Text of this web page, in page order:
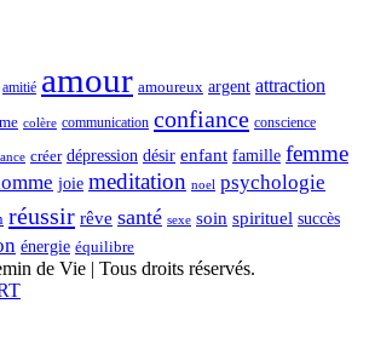
amitié amour amoureux argent attraction
colère communication confiance conscience
créer dépression désir enfant famille femme
joie meditation noel psychologie
réussir rêve santé sexe soin spirituel succès
énergie équilibre
de Vie | Tous droits réservés.